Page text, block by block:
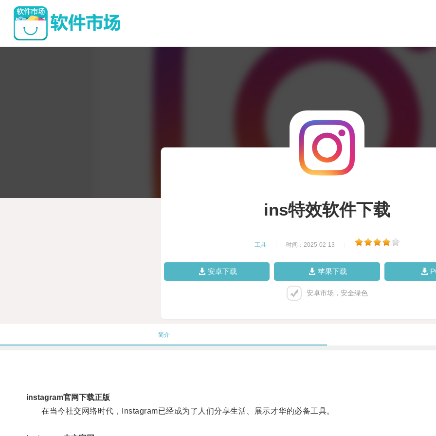
ins特效软件下载
工具 时间：2025-02-13
安卓下载 苹果下载
安卓市场，安全绿色
简介
instagram官网下载正版
在当今社交网络时代，Instagram已经成为了人们分享生活、展示才华的必备工具。